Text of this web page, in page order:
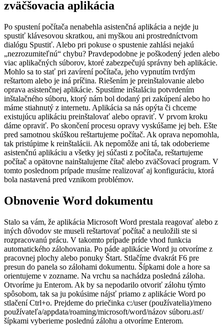
zväčšovacia aplikácia
Po spustení počítača nenabehla asistenčná aplikácia a nejde ju
spustiť klávesovou skratkou, ani myškou ani prostredníctvom
dialógu Spustiť. Alebo pri pokuse o spustenie zahlási nejakú
„nezrozumiteľnú“ chybu? Pravdepodobne je poškodený jeden alebo
viac aplikačných súborov, ktoré zabezpečujú správny beh aplikácie.
Mohlo sa to stať pri zavírení počítača, jeho vypnutím tvrdým
reštartom alebo je iná príčina. Riešením je preinštalovanie alebo
oprava asistenčnej aplikácie. Spustíme inštaláciu potvrdením
inštalačného súboru, ktorý nám bol dodaný pri zakúpení alebo ho
máme stiahnutý z internetu. Aplikácia sa nás opýta či chceme
existujúcu aplikáciu preinštalovať alebo opraviť. V prvom kroku
dáme opraviť. Po skončení procesu opravy vyskúšame jej beh. Ešte
pred samotnou skúškou reštartujeme počítač. Ak oprava nepomohla,
tak pristúpime k reinštalácii. Ak nepomôže ani tá, tak odoberieme
asistenčnú aplikáciu a všetky jej súčasti z počítača, reštartujeme
počítač a opätovne nainštalujeme čítač alebo zväčšovací program. V
tomto poslednom prípade musíme realizovať aj konfiguráciu, ktorá
bola nastavená pred vznikom problémov.
Obnovenie Word dokumentu
Stalo sa vám, že aplikácia Microsoft Word prestala reagovať alebo z
iných dôvodov ste museli reštartovať počítač a neuložili ste si
rozpracovanú prácu. V takomto prípade príde vhod funkcia
automatického zálohovania. Po páde aplikácie Word ju otvoríme z
pracovnej plochy alebo ponuky Štart. Stlačíme dvakrát F6 pre
presun do panela so zálohami dokumentu. Šípkami dole a hore sa
orientujeme v zozname. Na vrchu sa nachádza posledná záloha.
Otvoríme ju Enterom. Ak by sa nepodarilo otvoriť zálohu týmto
spôsobom, tak sa ju pokúsime nájsť priamo z aplikácie Word po
stlačení Ctrl+o. Prejdeme do priečinka c:/user (používatelia)/meno
používateľa/appdata/roaming/microsoft/word/názov súboru.asf/
šípkami vyberieme poslednú zálohu a otvoríme Enterom.